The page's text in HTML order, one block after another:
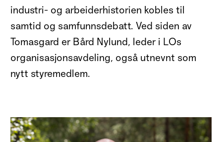
industri- og arbeiderhistorien kobles til
samtid og samfunnsdebatt. Ved siden av
Tomasgard er Bård Nylund, leder i LOs
organisasjonsavdeling, også utnevnt som
nytt styremedlem.